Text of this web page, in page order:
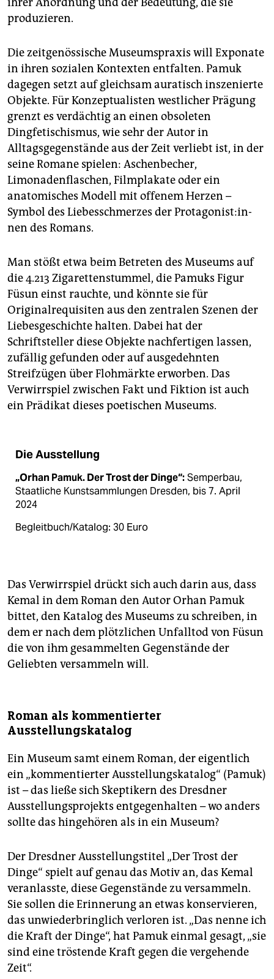
produzieren.
Die zeitgenössische Museumspraxis will Exponate
in ihren sozialen Kontexten entfalten. Pamuk
dagegen setzt auf gleichsam auratisch inszenierte
Objekte. Für Konzeptualisten westlicher Prägung
grenzt es verdächtig an einen obsoleten
Dingfetischismus, wie sehr der Autor in
Alltagsgegenstände aus der Zeit verliebt ist, in der
seine Romane spielen: Aschenbecher,
Limonadenflaschen, Filmplakate oder ein
anatomisches Modell mit offenem Herzen –
Symbol des Liebesschmerzes der Prot­ago­nis­t:in­
nen des Romans.
Man stößt etwa beim Betreten des Museums auf
die 4.213 Zigarettenstummel, die Pamuks Figur
Füsun einst rauchte, und könnte sie für
Originalrequisiten aus den zentralen Szenen der
Liebesgeschichte halten. Dabei hat der
Schriftsteller diese Objekte nachfertigen lassen,
zufällig gefunden oder auf ausgedehnten
Streifzügen über Flohmärkte erworben. Das
Verwirrspiel zwischen Fakt und Fiktion ist auch
ein Prädikat dieses poetischen Museums.
Die Ausstellung
„Orhan Pamuk. Der Trost der Dinge“:Semperbau,
Staatliche Kunstsammlungen Dresden, bis 7. April
2024
Begleitbuch/Katalog: 30 Euro
Das Verwirrspiel drückt sich auch darin aus, dass
Kemal in dem Roman den Autor Orhan Pamuk
bittet, den Katalog des Museums zu schreiben, in
dem er nach dem plötzlichen Unfalltod von Füsun
die von ihm gesammelten Gegenstände der
Geliebten versammeln will.
Roman als kommentierter
Ausstellungskatalog
Ein Museum samt einem Roman, der eigentlich
ein „kommentierter Ausstellungskatalog“ (Pamuk)
ist – das ließe sich Skeptikern des Dresdner
Ausstellungsprojekts entgegenhalten – wo anders
sollte das hingehören als in ein Museum?
Der Dresdner Ausstellungstitel „Der Trost der
Dinge“ spielt auf genau das Motiv an, das Kemal
veranlasste, diese Gegenstände zu versammeln.
Sie sollen die Erinnerung an etwas konservieren,
das unwiederbringlich verloren ist. „Das nenne ich
die Kraft der Dinge“, hat Pamuk einmal gesagt, „sie
sind eine tröstende Kraft gegen die vergehende
Zeit“.